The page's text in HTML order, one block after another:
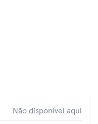
Não disponível aqui